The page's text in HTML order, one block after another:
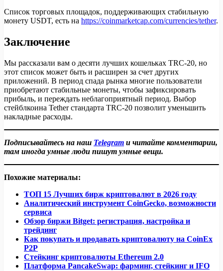
Список торговых площадок, поддерживающих стабильную
монету USDT, есть на https://coinmarketcap.com/currencies/tether.
Заключение
Мы рассказали вам о десяти лучших кошельках TRC-20, но
этот список может быть и расширен за счет других
приложений. В период спада рынка многие пользователи
приобретают стабильные монеты, чтобы зафиксировать
прибыль, и переждать неблагоприятный период. Выбор
стейблкоина Tether стандарта TRC-20 позволит уменьшить
накладные расходы.
Подписывайтесь на наш Telegram и читайте комментарии,
там иногда умные люди пишут умные вещи.
Похожие материалы:
ТОП 15 Лучших бирж криптовалют в 2026 году
Аналитический инструмент CoinGecko, возможности
сервиса
Обзор биржи Bitget: регистрация, настройка и
трейдинг
Как покупать и продавать криптовалюту на CoinEx
P2P
Стейкинг криптовалюты Ethereum 2.0
Платформа PancakeSwap: фарминг, стейкинг и IFO